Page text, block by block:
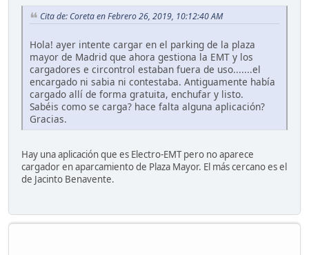
Cita de: Coreta en Febrero 26, 2019, 10:12:40 AM
Hola! ayer intente cargar en el parking de la plaza
mayor de Madrid que ahora gestiona la EMT y los
cargadores e circontrol estaban fuera de uso.......el
encargado ni sabia ni contestaba. Antiguamente había
cargado allí de forma gratuita, enchufar y listo.
Sabéis como se carga? hace falta alguna aplicación?
Gracias.
Hay una aplicación que es Electro-EMT pero no aparece
cargador en aparcamiento de Plaza Mayor. El más cercano es el
de Jacinto Benavente.